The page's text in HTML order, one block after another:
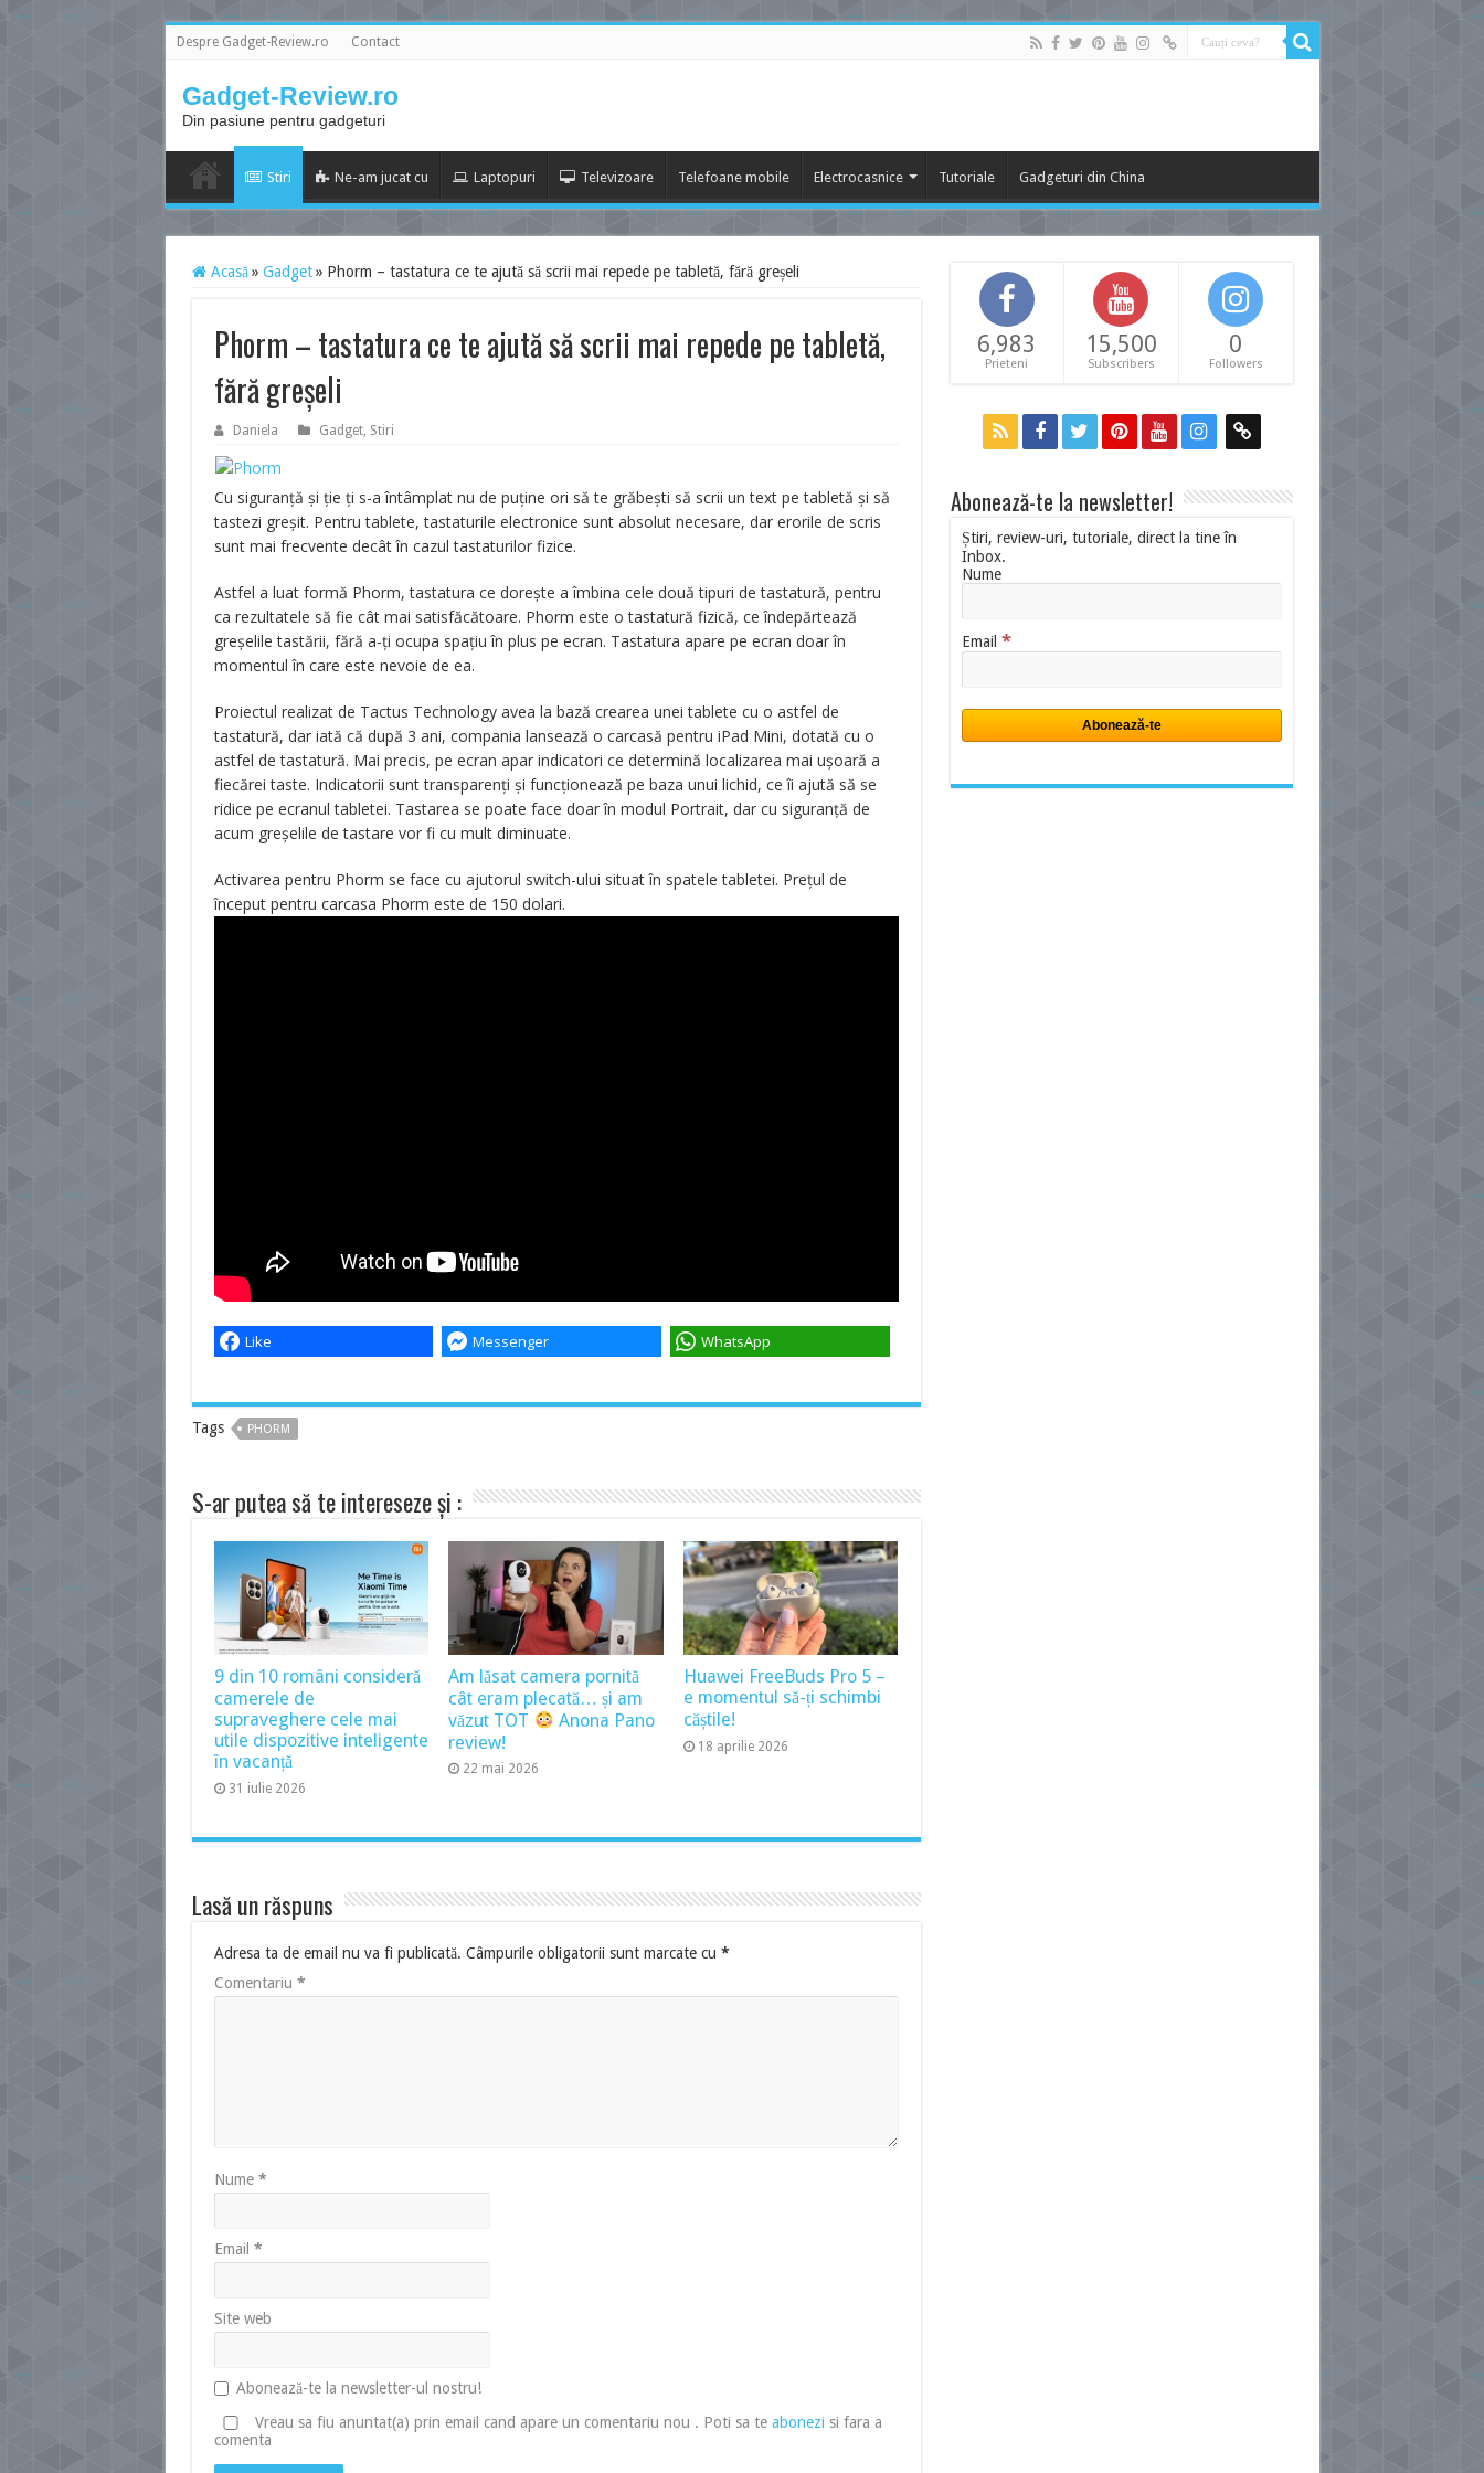
Despre Gadget-Review.ro Contact
Gadget-Review.ro
Din pasiune pentru gadgeturi
Stiri Ne-am jucat cu Laptopuri Televizoare Telefoane mobile Electrocasnice Tutoriale Gadgeturi din China
Acasă » Gadget » Phorm – tastatura ce te ajută să scrii mai repede pe tabletă, fără greșeli
Phorm – tastatura ce te ajută să scrii mai repede pe tabletă,
fără greșeli
Daniela Gadget, Stiri
Cu siguranță și ție ți s-a întâmplat nu de puține ori să te grăbești să scrii un text pe tabletă și să
tastezi greșit. Pentru tablete, tastaturile electronice sunt absolut necesare, dar erorile de scris
sunt mai frecvente decât în cazul tastaturilor fizice.
Astfel a luat formă Phorm, tastatura ce dorește a îmbina cele două tipuri de tastatură, pentru
ca rezultatele să fie cât mai satisfăcătoare. Phorm este o tastatură fizică, ce îndepărtează
greșelile tastării, fără a-ți ocupa spațiu în plus pe ecran. Tastatura apare pe ecran doar în
momentul în care este nevoie de ea.
Proiectul realizat de Tactus Technology avea la bază crearea unei tablete cu o astfel de
tastatură, dar iată că după 3 ani, compania lansează o carcasă pentru iPad Mini, dotată cu o
astfel de tastatură. Mai precis, pe ecran apar indicatori ce determină localizarea mai ușoară a
fiecărei taste. Indicatorii sunt transparenți și funcționează pe baza unui lichid, ce îi ajută să se
ridice pe ecranul tabletei. Tastarea se poate face doar în modul Portrait, dar cu siguranță de
acum greșelile de tastare vor fi cu mult diminuate.
Activarea pentru Phorm se face cu ajutorul switch-ului situat în spatele tabletei. Prețul de
început pentru carcasa Phorm este de 150 dolari.
Like Messenger WhatsApp
Tags PHORM
S-ar putea să te intereseze și :
9 din 10 români consideră
camerele de
supraveghere cele mai
utile dispozitive inteligente
în vacanță
31 iulie 2026
Am lăsat camera pornită
cât eram plecată… și am
văzut TOT
Anona Pano
review!
22 mai 2026
Huawei FreeBuds Pro 5 –
e momentul să-ți schimbi
căștile!
18 aprilie 2026
Lasă un răspuns
Adresa ta de email nu va fi publicată. Câmpurile obligatorii sunt marcate cu *
Comentariu *
Nume *
Email *
Site web
Abonează-te la newsletter-ul nostru!
Vreau sa fiu anuntat(a) prin email cand apare un comentariu nou . Poti sa te abonezi si fara a
comenta
6,983
Prieteni
15,500
Subscribers
0
Followers
Abonează-te la newsletter!
Știri, review-uri, tutoriale, direct la tine în
Inbox.
Nume
Email *